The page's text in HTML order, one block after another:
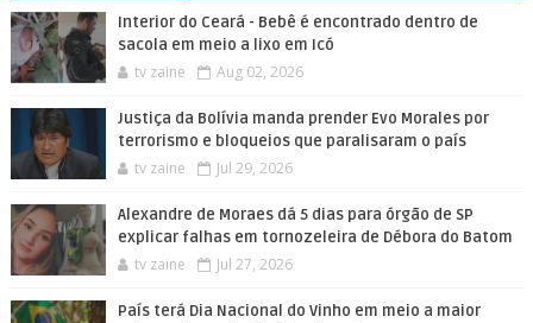
Interior do Ceará - Bebê é encontrado dentro de
sacola em meio a lixo em Icó
tv zaine Aug 02, 2026
Justiça da Bolívia manda prender Evo Morales por
terrorismo e bloqueios que paralisaram o país
tv zaine Jul 29, 2026
Alexandre de Moraes dá 5 dias para órgão de SP
explicar falhas em tornozeleira de Débora do Batom
tv zaine Jul 27, 2026
País terá Dia Nacional do Vinho em meio a maior